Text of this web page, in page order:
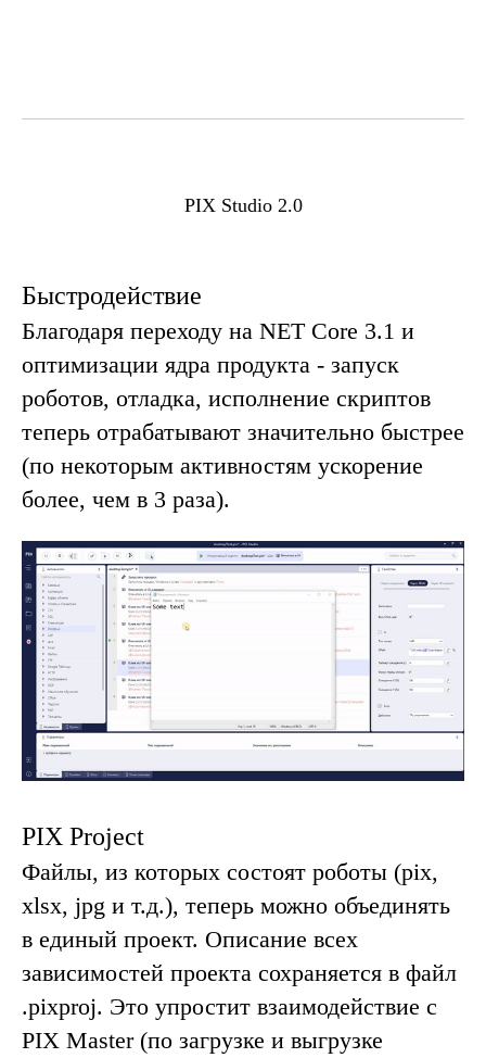
PIX Studio 2.0
Быстродействие
Благодаря переходу на NET Core 3.1 и
оптимизации ядра продукта - запуск
роботов, отладка, исполнение скриптов
теперь отрабатывают значительно быстрее
(по некоторым активностям ускорение
более, чем в 3 раза).
PIX Project
Файлы, из которых состоят роботы (pix,
xlsx, jpg и т.д.), теперь можно объединять
в единый проект. Описание всех
зависимостей проекта сохраняется в файл
.pixproj. Это упростит взаимодействие с
PIX Master (по загрузке и выгрузке